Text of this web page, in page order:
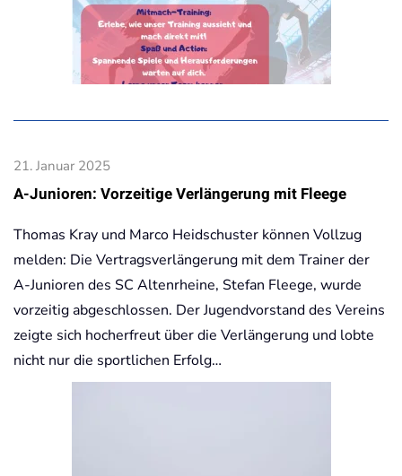
21. Januar 2025
A-Junioren: Vorzeitige Verlängerung mit Fleege
Thomas Kray und Marco Heidschuster können Vollzug
melden: Die Vertragsverlängerung mit dem Trainer der
A-Junioren des SC Altenrheine, Stefan Fleege, wurde
vorzeitig abgeschlossen. Der Jugendvorstand des Vereins
zeigte sich hocherfreut über die Verlängerung und lobte
nicht nur die sportlichen Erfolg…